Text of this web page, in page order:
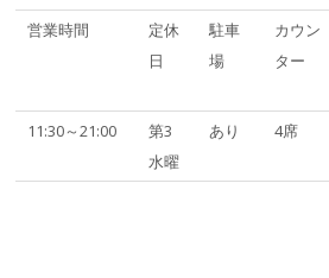
営業時間
定休
日
駐車
場
カウン
ター
11:30～21:00
第3
水曜
あり 4席